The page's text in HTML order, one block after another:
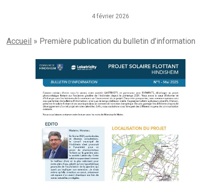
4 février 2026
Accueil » Première publication du bulletin d’information